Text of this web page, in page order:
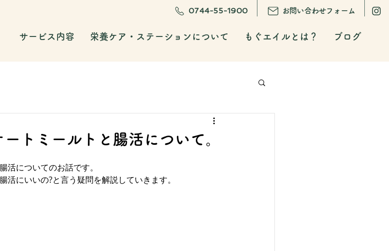
0744-55-1900 お問い合わせフォーム
サービス内容 栄養ケア・ステーションについて もぐエイルとは？ ブログ
トミールトと腸活について。
活についてのお話です。
にいいの?と言う疑問を解説していきます。